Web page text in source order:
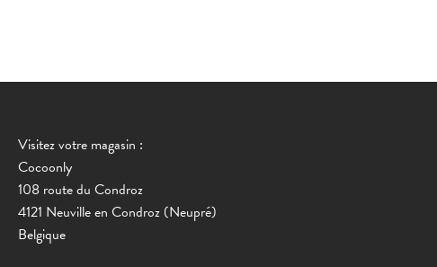
Visitez votre magasin :
Cocoonly
108 route du Condroz
4121 Neuville en Condroz (Neupré)
Belgique